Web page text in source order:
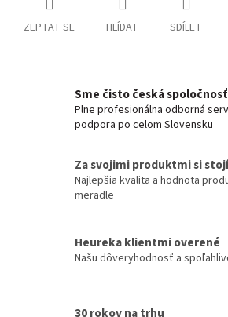
ZEPTAT SE HLÍDAT SDÍLET
Sme čisto česká spoločnosť
Plne profesionálna odborná
podpora po celom Slovensku
Za svojimi produktmi si
Najlepšia kvalita a hodnota
meradle
Heureka klientmi overené
Našu dôveryhodnosť a
30 rokov na trhu